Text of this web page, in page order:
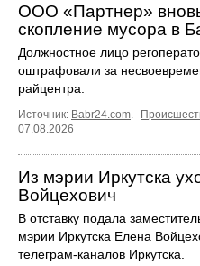
ООО «Партнер»
скопление мусора в
Должностное лицо
оштрафовали за
райцентра.
Источник: Babr24.com.
07.08.2026
Из мэрии Иркутска
Войцехович
В отставку подала
мэрии Иркутска Елена
телеграм‑каналов Иркутска.